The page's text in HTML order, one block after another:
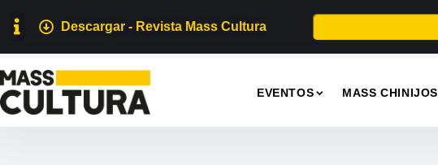
Descargar - Revista Mass Cultura
EVENTOS MASS CHINIJOS